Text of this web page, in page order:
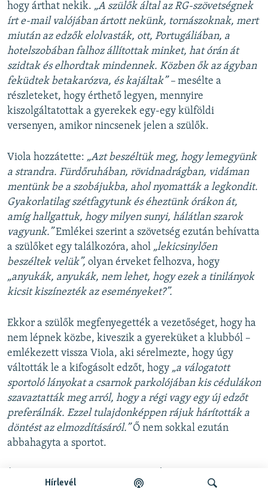
Hírlevél
hogy árthat nekik. „A szülők által az RG-szövetségnek
írt e-mail valójában ártott nekünk, tornászoknak, mert
miután az edzők elolvasták, ott, Portugáliában, a
hotelszobában falhoz állítottak minket, hat órán át
szidtak és elhordtak mindennek. Közben ők az ágyban
feküdtek betakarózva, és kajáltak” – mesélte a
részleteket, hogy érthető legyen, mennyire
kiszolgáltatottak a gyerekek egy-egy külföldi
versenyen, amikor nincsenek jelen a szülők.
Viola hozzátette: „Azt beszéltük meg, hogy lemegyünk
a strandra. Fürdőruhában, rövidnadrágban, vidáman
mentünk be a szobájukba, ahol nyomatták a legkondit.
Gyakorlatilag szétfagytunk és éheztünk órákon át,
amíg hallgattuk, hogy milyen sunyi, hálátlan szarok
vagyunk.”Emlékei szerint a szövetség ezután behívatta
a szülőket egy találkozóra, ahol „lekicsinylően
beszéltek velük”, olyan érveket felhozva, hogy
„anyukák, anyukák, nem lehet, hogy ezek a tinilányok
kicsit kiszínezték az eseményeket?”.
Ekkor a szülők megfenyegették a vezetőséget, hogy ha
nem lépnek közbe, kiveszik a gyereküket a klubból –
emlékezett vissza Viola, aki sérelmezte, hogy úgy
váltották le a kifogásolt edzőt, hogy „a válogatott
sportoló lányokat a csarnok parkolójában kis cédulákon
szavaztatták meg arról, hogy a régi vagy egy új edzőt
preferálnák. Ezzel tulajdonképpen rájuk hárították a
döntést az elmozdításáról.”Ő nem sokkal ezután
abbahagyta a sportot.
miatt voltam benne. Azt figyeltem meg, hogy sokszor